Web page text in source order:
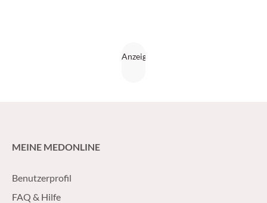
MEINE MEDONLINE
Benutzerprofil
FAQ & Hilfe